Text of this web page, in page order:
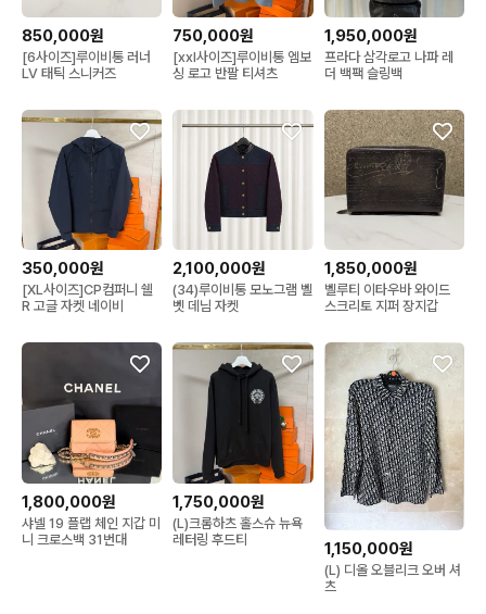
850,000원
[6사이즈]루이비통 러너
LV 태틱 스니커즈
750,000원
[xxl사이즈]루이비통 엠보
싱 로고 반팔 티셔츠
1,950,000원
프라다 삼각로고 나파 레
더 백팩 슬링백
350,000원
[XL사이즈]CP컴퍼니 쉘
R 고글 자켓 네이비
2,100,000원
(34)루이비통 모노그램 벨
벳 데님 자켓
1,850,000원
벨루티 이타우바 와이드
스크리토 지퍼 장지갑
1,800,000원
샤넬 19 플랩 체인 지갑 미
니 크로스백 31번대
1,750,000원
(L)크롬하츠 홀스슈 뉴욕
레터링 후드티
1,150,000원
(L) 디올 오블리크 오버 셔
츠